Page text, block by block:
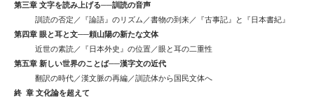
第三章 文字を読み上げる──訓読の音声
訓読の否定／『論語』のリズム／書物の到来／『古事記』と『日本書紀』
第四章 眼と耳と文──頼山陽の新たな文体
近世の素読／『日本外史』の位置／眼と耳の二重性
第五章 新しい世界のことば──漢字文の近代
翻訳の時代／漢文脈の再編／訓読体から国民文体へ
終 章 文化論を超えて